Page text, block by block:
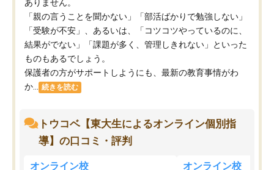
ありません。
「親の言うことを聞かない」「部活ばかりで勉強しない」
「受験が不安」、あるいは、「コツコツやっているのに、
結果がでない」「課題が多く、管理しきれない」といった
ものもあるでしょう。
保護者の方がサポートしようにも、最新の教育事情がわ
か...
続きを読む
トウコベ【東大生によるオンライン個別指
導】の口コミ・評判
オンライン校 オンライン校